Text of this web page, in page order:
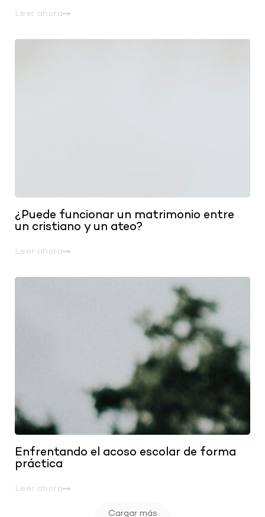
Leer ahora
¿Puede funcionar un matrimonio entre
un cristiano y un ateo?
Leer ahora
Enfrentando el acoso escolar de forma
práctica
Leer ahora
Cargar más